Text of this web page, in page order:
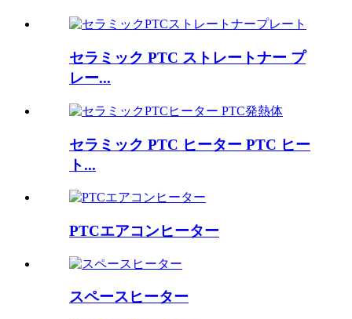
セラミック PTC ストレートナー プ
レー...
セラミック PTC ヒーター PTC ヒー
ト...
PTCエアコンヒーター
スペースヒーター